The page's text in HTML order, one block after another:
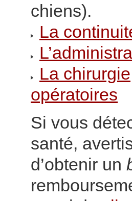
chiens).
La
La
opératoires
Si vous
santé,
d’obtenir un